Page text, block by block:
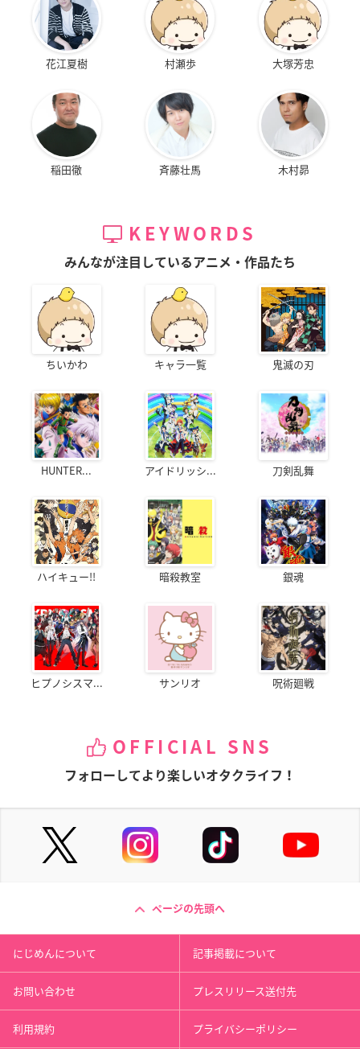
花江夏樹 村瀬歩 大塚芳忠
稲田徹 斉藤壮馬 木村昴
KEYWORDS
みんなが注目しているアニメ・作品たち
ちいかわ キャラ一覧 鬼滅の刃
HUNTER... アイドリッシ... 刀剣乱舞
ハイキュー!! 暗殺教室 銀魂
ヒプノシスマ... サンリオ 呪術廻戦
OFFICIAL SNS
フォローしてより楽しいオタクライフ！
ページの先頭へ
にじめんについて 記事掲載について
お問い合わせ プレスリリース送付先
利用規約 プライバシーポリシー